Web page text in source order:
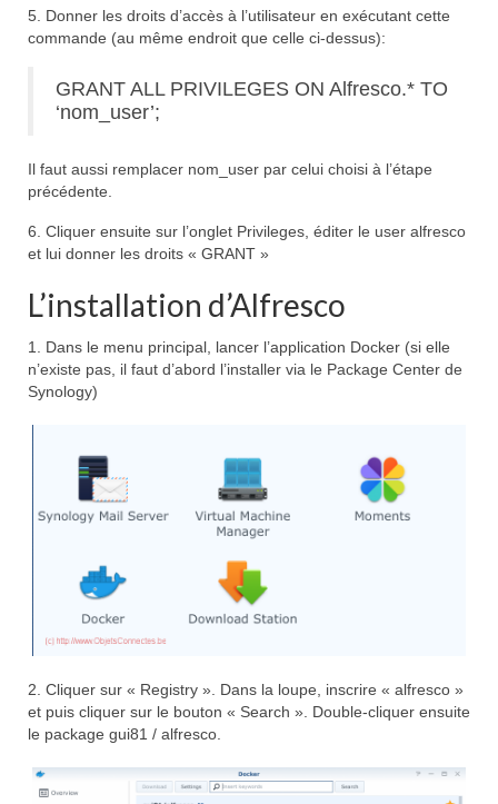
5. Donner les droits d’accès à l’utilisateur en exécutant cette
commande (au même endroit que celle ci-dessus):
GRANT ALL PRIVILEGES ON Alfresco.* TO
‘nom_user’;
Il faut aussi remplacer nom_user par celui choisi à l’étape
précédente.
6. Cliquer ensuite sur l’onglet Privileges, éditer le user alfresco
et lui donner les droits « GRANT »
L’installation d’Alfresco
1. Dans le menu principal, lancer l’application Docker (si elle
n’existe pas, il faut d’abord l’installer via le Package Center de
Synology)
2. Cliquer sur « Registry ». Dans la loupe, inscrire « alfresco »
et puis cliquer sur le bouton « Search ». Double-cliquer ensuite
le package gui81 / alfresco.